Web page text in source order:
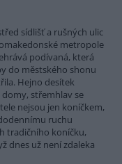
sídlišť a rušných ulic
metropole
podívaná, která
do městského shonu
Hejno desítek
střemhlav se
nejsou jen koníčkem,
ruchu
tradičního koníčku,
dnes už není zdaleka